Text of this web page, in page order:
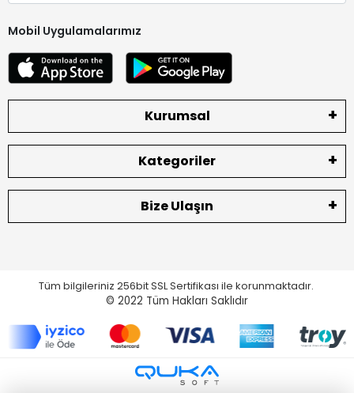
Mobil Uygulamalarımız
Kurumsal
Kategoriler
Bize Ulaşın
Tüm bilgileriniz 256bit SSL Sertifikası ile korunmaktadır.
© 2022 Tüm Hakları Saklıdır